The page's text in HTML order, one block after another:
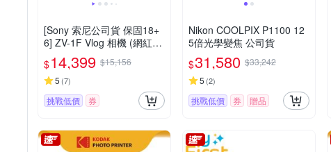
[Sony 索尼公司貨 保固18+
6] ZV-1F Vlog 相機 (網紅新
手/生活隨拍)
$14,399 $15,156
5 (7)
挑戰低價 券
Nikon COOLPIX P1100 12
5倍光學變焦 公司貨
$31,580 $33,242
5 (2)
挑戰低價 券 贈品